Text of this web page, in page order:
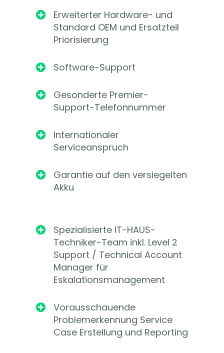

Erweiterter Hardware- und
Standard OEM und Ersatzteil
Priorisierung
 Software-Support

Gesonderte Premier-
Support-Telefonnummer

Internationaler
Serviceanspruch

Garantie auf den versiegelten
Akku

Spezialisierte IT-HAUS-
Techniker-Team inkl. Level 2
Support / Technical Account
Manager für
Eskalationsmanagement

Vorausschauende
Problemerkennung Service
Case Erstellung und Reporting